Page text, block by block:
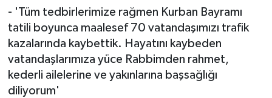
- 'Tüm tedbirlerimize rağmen Kurban Bayramı
tatili boyunca maalesef 70 vatandaşımızı trafik
kazalarında kaybettik. Hayatını kaybeden
vatandaşlarımıza yüce Rabbimden rahmet,
kederli ailelerine ve yakınlarına başsağlığı
diliyorum'